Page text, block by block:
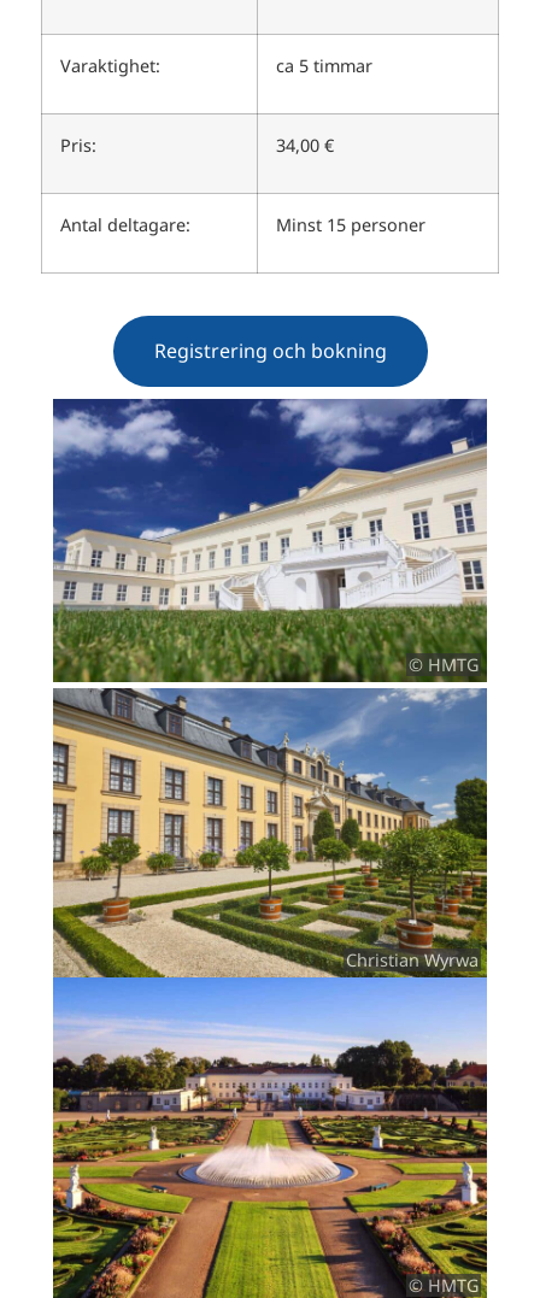
Varaktighet: ca 5 timmar
Pris: 34,00 €
Antal deltagare: Minst 15 personer
Registrering och bokning
© HMTG
Christian Wyrwa
© HMTG